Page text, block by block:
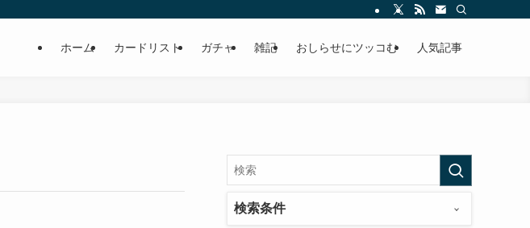
発信する非公式ブログです。 | ヒースの快適ドラポ生活
ホーム カードリスト ガチャ 雑記 おしらせにツッコむ 人気記事
検索条件